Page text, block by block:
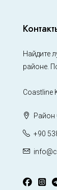
Найдите
районе.
Coastline
Район
+90